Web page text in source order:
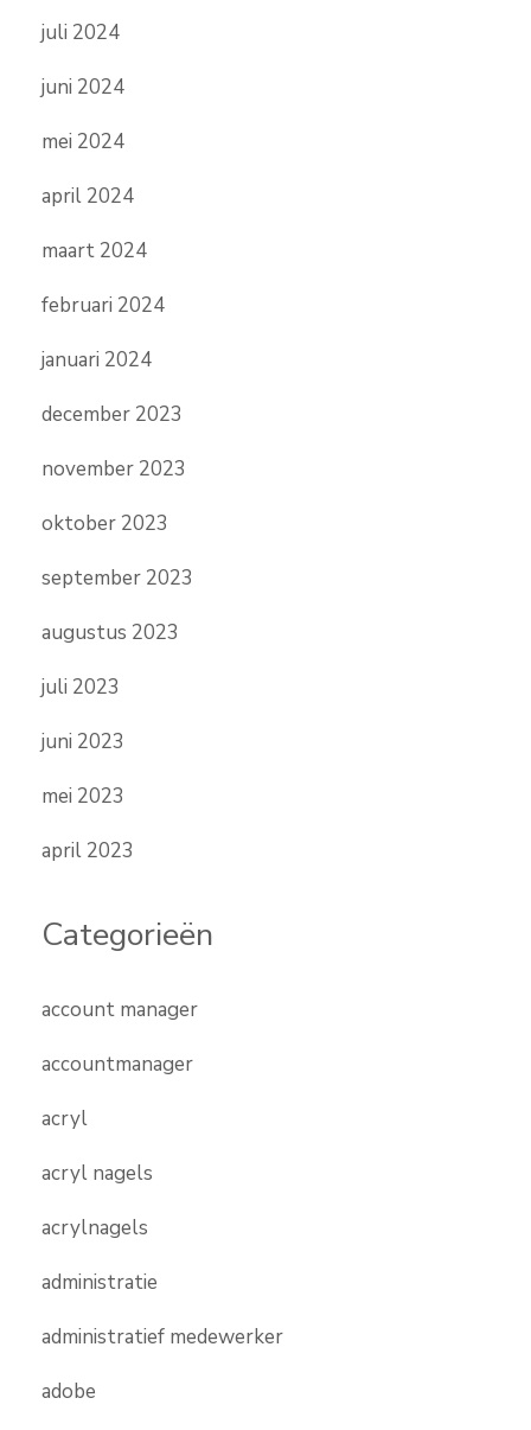
juli 2024
juni 2024
mei 2024
april 2024
maart 2024
februari 2024
januari 2024
december 2023
november 2023
oktober 2023
september 2023
augustus 2023
juli 2023
juni 2023
mei 2023
april 2023
Categorieën
account manager
accountmanager
acryl
acryl nagels
acrylnagels
administratie
administratief medewerker
adobe